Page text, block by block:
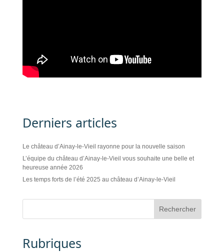
Derniers articles
Le château d’Ainay-le-Vieil rayonne pour la nouvelle saison
L’équipe du château d’Ainay-le-Vieil vous souhaite une belle et
heureuse année 2026
Les temps forts de l’été 2025 au château d’Ainay-le-Vieil
Rubriques